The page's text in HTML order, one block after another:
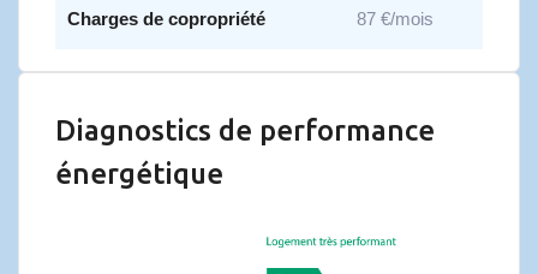
Charges de copropriété 87 €/mois
Diagnostics de performance
énergétique